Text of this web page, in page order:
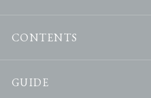
CONTENTS
GUIDE